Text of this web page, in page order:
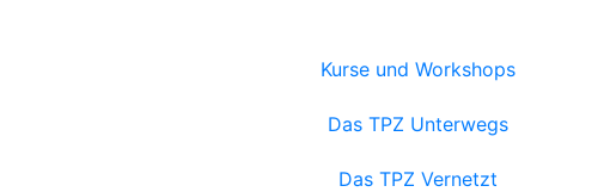
Kurse und Workshops
Das TPZ Unterwegs
Das TPZ Vernetzt